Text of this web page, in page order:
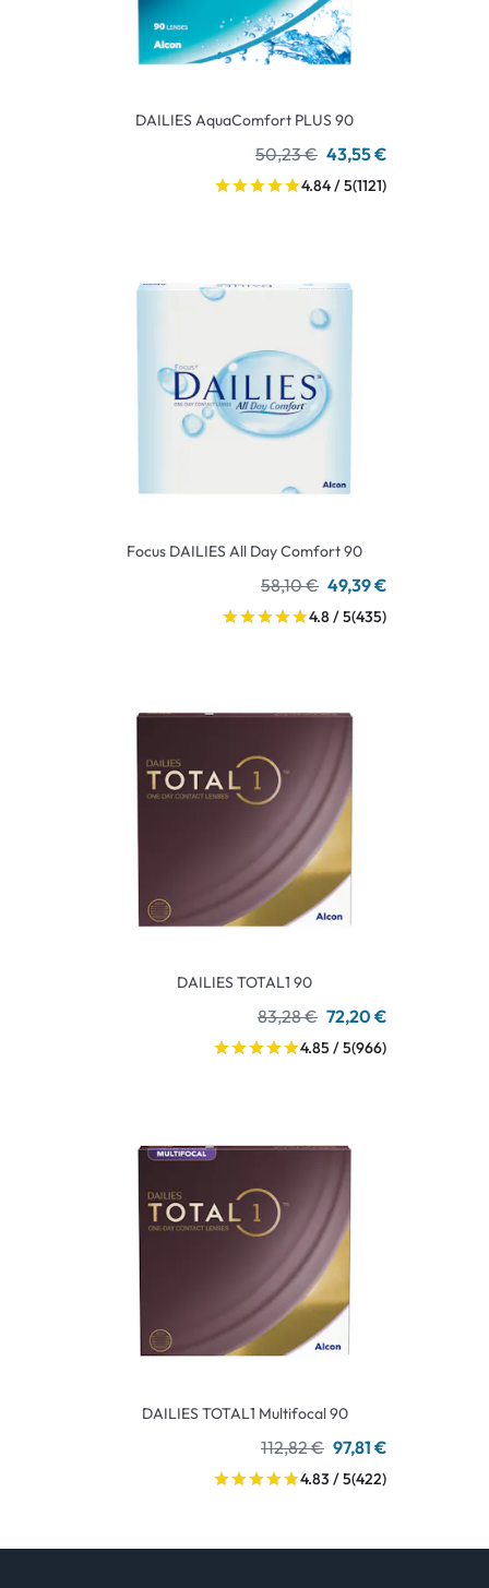
DAILIES AquaComfort PLUS 90
50,23 € 43,55 €
4.84 / 5(1121)
Focus DAILIES All Day Comfort 90
58,10 € 49,39 €
4.8 / 5(435)
DAILIES TOTAL1 90
83,28 € 72,20 €
4.85 / 5(966)
DAILIES TOTAL1 Multifocal 90
112,82 € 97,81 €
4.83 / 5(422)